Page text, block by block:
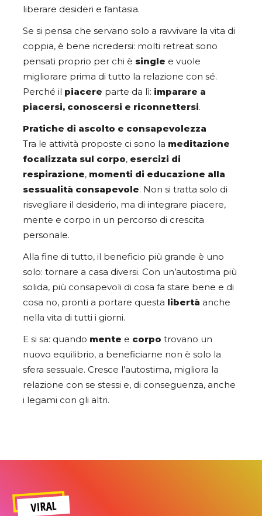
liberare desideri e fantasia.
Se si pensa che servano solo a ravvivare la vita di
coppia, è bene ricredersi: molti retreat sono
pensati proprio per chi è single e vuole
migliorare prima di tutto la relazione con sé.
Perché il piacere parte da lì: imparare a
piacersi, conoscersi e riconnettersi.
Pratiche di ascolto e consapevolezza
Tra le attività proposte ci sono la meditazione
focalizzata sul corpo, esercizi di
respirazione, momenti di educazione alla
sessualità consapevole. Non si tratta solo di
risvegliare il desiderio, ma di integrare piacere,
mente e corpo in un percorso di crescita
personale.
Alla fine di tutto, il beneficio più grande è uno
solo: tornare a casa diversi. Con un’autostima più
solida, più consapevoli di cosa fa stare bene e di
cosa no, pronti a portare questa libertà anche
nella vita di tutti i giorni.
E si sa: quando mente e corpo trovano un
nuovo equilibrio, a beneficiarne non è solo la
sfera sessuale. Cresce l’autostima, migliora la
relazione con se stessi e, di conseguenza, anche
i legami con gli altri.
VIRAL